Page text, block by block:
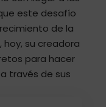
este desafío
de la
, hoy, su creadora
para hacer
través de sus